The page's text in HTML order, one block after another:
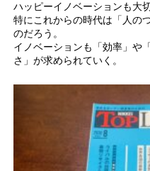
ハッピーイノベーションも大
特にこれからの時代は「人の
のだろう。
イノベーションも「効率」や
さ」が求められていく。